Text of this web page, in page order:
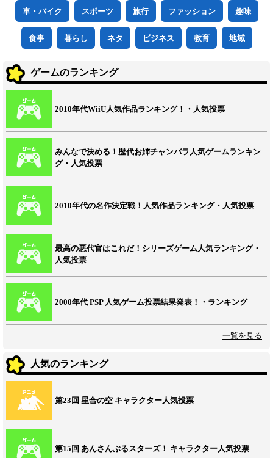
車・バイク スポーツ 旅行 ファッション 趣味
食事 暮らし ネタ ビジネス 教育 地域
ゲームのランキング
2010年代WiiU人気作品ランキング！・人気投票
みんなで決める！歴代お姉チャンバラ人気ゲームランキン
グ・人気投票
2010年代の名作決定戦！人気作品ランキング・人気投票
最高の悪代官はこれだ！シリーズゲーム人気ランキング・
人気投票
2000年代 PSP 人気ゲーム投票結果発表！・ランキング
一覧を見る
人気のランキング
第23回 星合の空 キャラクター人気投票
第15回 あんさんぶるスターズ！ キャラクター人気投票